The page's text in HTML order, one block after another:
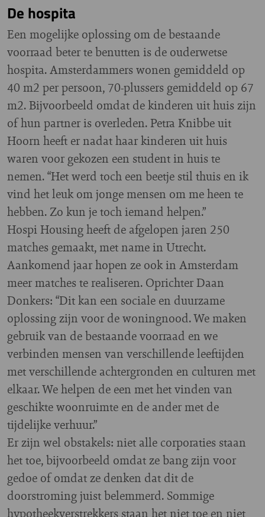
De hospita
Een mogelijke oplossing om de bestaande
voorraad beter te benutten is de ouderwetse
hospita. Amsterdammers wonen gemiddeld op
40 m2 per persoon, 70-plussers gemiddeld op 67
m2. Bijvoorbeeld omdat de kinderen uit huis zijn
of hun partner is overleden. Petra Knibbe uit
Hoorn heeft er nadat haar kinderen uit huis
waren voor gekozen een student in huis te
nemen. “Het werd toch een beetje stil thuis en ik
vind het leuk om jonge mensen om me heen te
hebben. Zo kun je toch iemand helpen.”
Hospi Housing heeft de afgelopen jaren 250
matches gemaakt, met name in Utrecht.
Aankomend jaar hopen ze ook in Amsterdam
meer matches te realiseren. Oprichter Daan
Donkers: “Dit kan een sociale en duurzame
oplossing zijn voor de woningnood. We maken
gebruik van de bestaande voorraad en we
verbinden mensen van verschillende leeftijden
met verschillende achtergronden en culturen met
elkaar. We helpen de een met het vinden van
geschikte woonruimte en de ander met de
tijdelijke verhuur.”
Er zijn wel obstakels: niet alle corporaties staan
het toe, bijvoorbeeld omdat ze bang zijn voor
gedoe of omdat ze denken dat dit de
doorstroming juist belemmerd. Sommige
hypotheekverstrekkers staan het niet toe en niet